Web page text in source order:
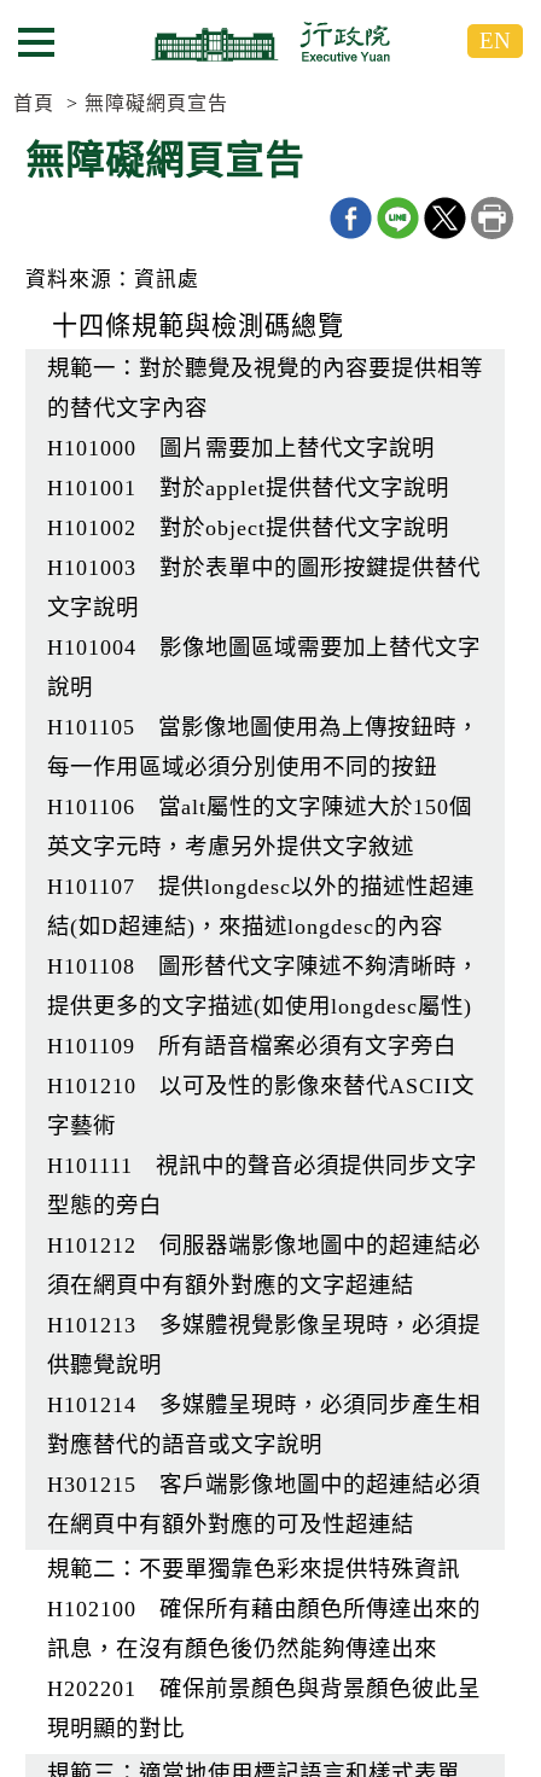
到
要
到
要
選單按鈕 EN
首頁 無障礙網頁宣告
無障礙網頁宣告
資料來源：資訊處
十四條規範與檢測碼總覽
規範一：對於聽覺及視覺的內容要提供相等
的替代文字內容
H101000 圖片需要加上替代文字說明
H101001 對於applet提供替代文字說明
H101002 對於object提供替代文字說明
H101003 對於表單中的圖形按鍵提供替代
文字說明
H101004 影像地圖區域需要加上替代文字
說明
H101105 當影像地圖使用為上傳按鈕時，
每一作用區域必須分別使用不同的按鈕
H101106 當alt屬性的文字陳述大於150個
英文字元時，考慮另外提供文字敘述
H101107 提供longdesc以外的描述性超連
結(如D超連結)，來描述longdesc的內容
H101108 圖形替代文字陳述不夠清晰時，
提供更多的文字描述(如使用longdesc屬性)
H101109 所有語音檔案必須有文字旁白
H101210 以可及性的影像來替代ASCII文
字藝術
H101111 視訊中的聲音必須提供同步文字
型態的旁白
H101212 伺服器端影像地圖中的超連結必
須在網頁中有額外對應的文字超連結
H101213 多媒體視覺影像呈現時，必須提
供聽覺說明
H101214 多媒體呈現時，必須同步產生相
對應替代的語音或文字說明
H301215 客戶端影像地圖中的超連結必須
在網頁中有額外對應的可及性超連結
規範二：不要單獨靠色彩來提供特殊資訊
H102100 確保所有藉由顏色所傳達出來的
訊息，在沒有顏色後仍然能夠傳達出來
H202201 確保前景顏色與背景顏色彼此呈
現明顯的對比